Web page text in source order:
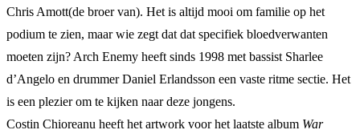
Chris Amott(de broer van). Het is altijd mooi om familie op het
podium te zien, maar wie zegt dat dat specifiek bloedverwanten
moeten zijn? Arch Enemy heeft sinds 1998 met bassist Sharlee
d’Angelo en drummer Daniel Erlandsson een vaste ritme sectie. Het
is een plezier om te kijken naar deze jongens.
Costin Chioreanu heeft het artwork voor het laatste album War